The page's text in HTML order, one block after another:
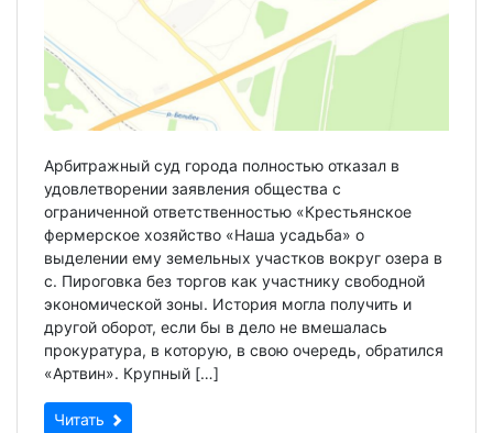
Арбитражный суд города полностью отказал в
удовлетворении заявления общества с
ограниченной ответственностью «Крестьянское
фермерское хозяйство «Наша усадьба» о
выделении ему земельных участков вокруг озера в
с. Пироговка без торгов как участнику свободной
экономической зоны. История могла получить и
другой оборот, если бы в дело не вмешалась
прокуратура, в которую, в свою очередь, обратился
«Артвин». Крупный […]
Читать